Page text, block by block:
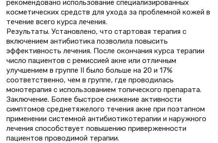
рекомендовано использование специализированных
косметических средств для ухода за проблемной кожей в
течение всего курса лечения.
Результаты. Установлено, что стартовая терапия с
включением антибиотика позволила повысить
эффективность лечения. После окончания курса терапии
число пациентов с ремиссией акне или отличным
улучшением в группе II было больше на 20 и 17%
соответственно, чем в группе, где проводилась
монотерапия с использованием топического препарата.
Заключение. Более быстрое снижение активности
симптомов среднетяжелого течения акне при поэтапном
применении системной антибиотикотерапии и наружного
лечения способствует повышению приверженности
пациентов проводимой терапии.